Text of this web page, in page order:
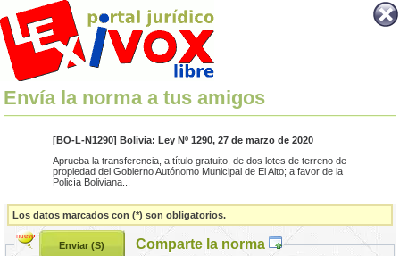
Envía la norma a tus amigos
[BO-L-N1290] Bolivia: Ley Nº 1290, 27 de marzo de 2020
Aprueba la transferencia, a título gratuito, de dos lotes de terreno de
propiedad del Gobierno Autónomo Municipal de El Alto; a favor de la
Policía Boliviana...
Los datos marcados con (*) son obligatorios.
Comparte la norma